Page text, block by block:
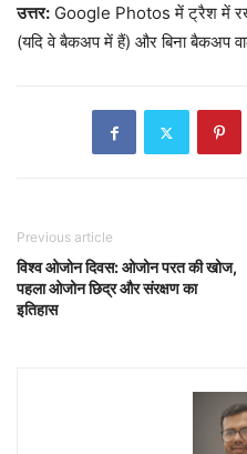
उत्तर: Google Photos में ट्रैश में
(यदि वे बैकअप में हैं) और बिना बैकअप
Previous article
विश्व ओजोन दिवस: ओजोन परत की खोज,
पहला ओजोन छिद्र और संरक्षण का
इतिहास